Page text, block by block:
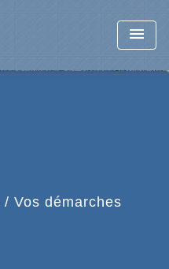
menu
/ Vos démarches